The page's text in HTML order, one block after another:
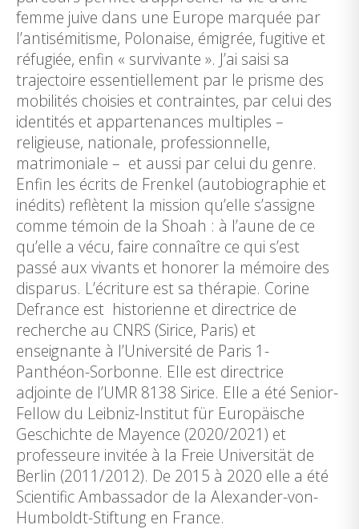
femme juive dans une Europe marquée par
l’antisémitisme, Polonaise, émigrée, fugitive et
réfugiée, enfin « survivante ». J’ai saisi sa
trajectoire essentiellement par le prisme des
mobilités choisies et contraintes, par celui des
identités et appartenances multiples –
religieuse, nationale, professionnelle,
matrimoniale – et aussi par celui du genre.
Enfin les écrits de Frenkel (autobiographie et
inédits) reflètent la mission qu’elle s’assigne
comme témoin de la Shoah : à l’aune de ce
qu’elle a vécu, faire connaître ce qui s’est
passé aux vivants et honorer la mémoire des
disparus. L’écriture est sa thérapie. Corine
Defrance est historienne et directrice de
recherche au CNRS (Sirice, Paris) et
enseignante à l’Université de Paris 1-
Panthéon-Sorbonne. Elle est directrice
adjointe de l’UMR 8138 Sirice. Elle a été Senior-
Fellow du Leibniz-Institut für Europäische
Geschichte de Mayence (2020/2021) et
professeure invitée à la Freie Universität de
Berlin (2011/2012). De 2015 à 2020 elle a été
Scientific Ambassador de la Alexander-von-
Humboldt-Stiftung en France.